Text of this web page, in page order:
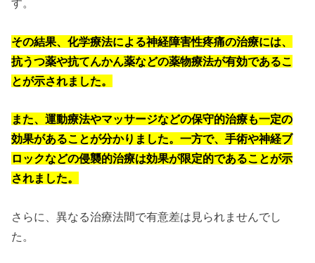
す。
その結果、化学療法による神経障害性疼痛の治療には、
抗うつ薬や抗てんかん薬などの薬物療法が有効であるこ
とが示されました。
また、運動療法やマッサージなどの保守的治療も一定の
効果があることが分かりました。一方で、手術や神経ブ
ロックなどの侵襲的治療は効果が限定的であることが示
されました。
さらに、異なる治療法間で有意差は見られませんでし
た。